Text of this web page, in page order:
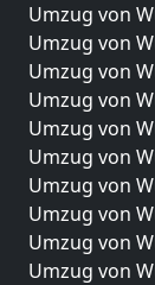
Umzug von
Umzug von
Umzug von
Umzug von
Umzug von
Umzug von
Umzug von
Umzug von
Umzug von
Umzug von